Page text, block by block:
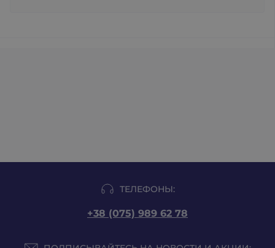
ТЕЛЕФОНЫ:
+38 (075) 989 62 78